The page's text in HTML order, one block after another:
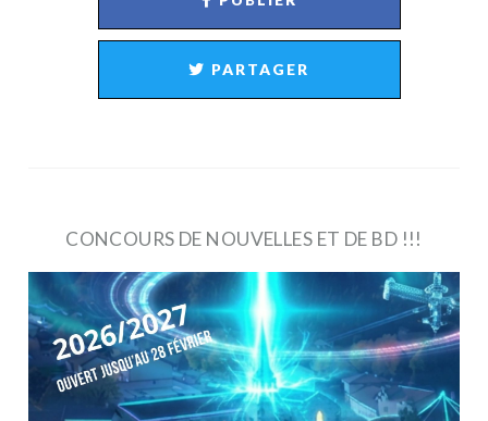
CONCOURS DE NOUVELLES ET DE BD !!!
PARTAGER